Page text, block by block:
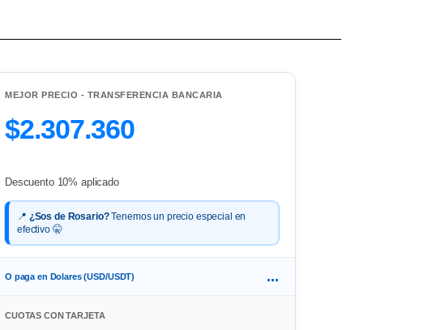
MEJOR PRECIO - TRANSFERENCIA BANCARIA
$2.307.360
Descuento 10% aplicado
📍 ¿Sos de Rosario?Tenemos un precio especial en
efectivo 🤫
O paga en Dolares (USD/USDT) ...
CUOTAS CON TARJETA